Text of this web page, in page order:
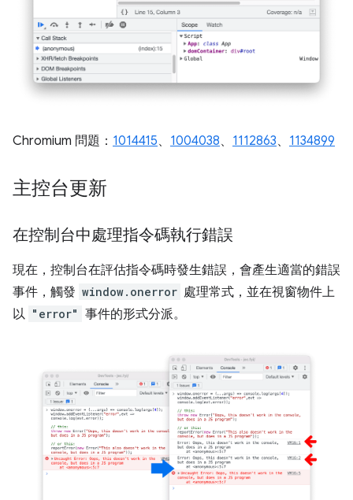
Chromium 問題： 1014415、 1004038、 1112863、 1134899
主控台更新
在控制台中處理指令碼執行錯誤
現在，控制台在評估指令碼時發生錯誤，會產生適當的錯誤
事件，觸發 window.onerror 處理常式，並在視窗物件上
以 "error" 事件的形式分派。